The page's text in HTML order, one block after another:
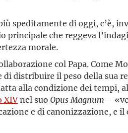
speditamente di oggi, c’è,
che reggeva
morale.
col Papa. Come
distribuire il peso della sua
alla condizione dei tempi,
XIVnel suo Opus Magnum –
e di canonizzazione, e